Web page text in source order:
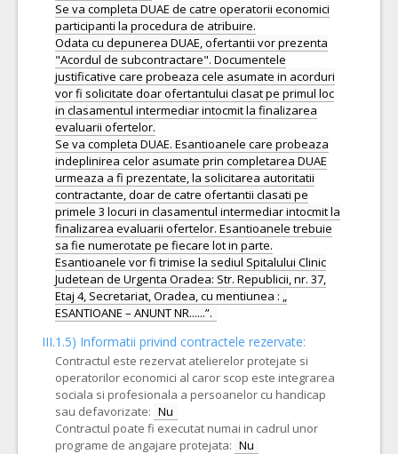
Se va completa DUAE de catre operatorii economici
participanti la procedura de atribuire.
Odata cu depunerea DUAE, ofertantii vor prezenta
"Acordul de subcontractare". Documentele
justificative care probeaza cele asumate in acorduri
vor fi solicitate doar ofertantului clasat pe primul loc
in clasamentul intermediar intocmit la finalizarea
evaluarii ofertelor.
Se va completa DUAE. Esantioanele care probeaza
indeplinirea celor asumate prin completarea DUAE
urmeaza a fi prezentate, la solicitarea autoritatii
contractante, doar de catre ofertantii clasati pe
primele 3 locuri in clasamentul intermediar intocmit la
finalizarea evaluarii ofertelor. Esantioanele trebuie
sa fie numerotate pe fiecare lot in parte.
Esantioanele vor fi trimise la sediul Spitalului Clinic
Judetean de Urgenta Oradea: Str. Republicii, nr. 37,
Etaj 4, Secretariat, Oradea, cu mentiunea : „
III.1.5) Informatii privind contractele rezervate:
Contractul este rezervat atelierelor protejate si
operatorilor economici al caror scop este integrarea
sociala si profesionala a persoanelor cu handicap
sau defavorizate: Nu
Contractul poate fi executat numai in cadrul unor
programe de angajare protejata: Nu